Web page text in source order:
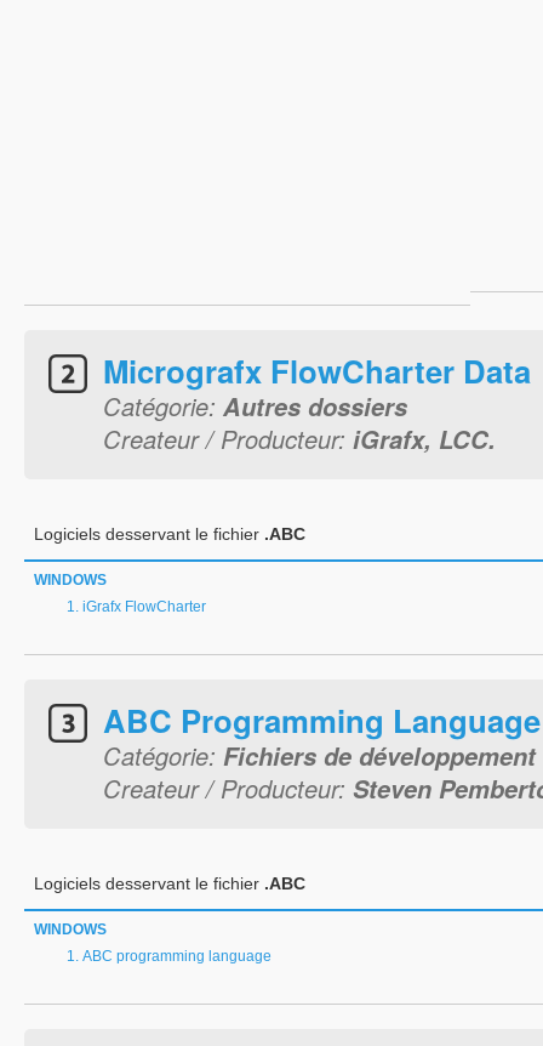
Micrografx FlowCharter Data
Catégorie: Autres dossiers
Createur / Producteur: iGrafx, LCC.
Logiciels desservant le fichier .ABC
WINDOWS
iGrafx FlowCharter
ABC Programming Language
Catégorie: Fichiers de développement
Createur / Producteur: Steven
Logiciels desservant le fichier .ABC
WINDOWS
ABC programming language